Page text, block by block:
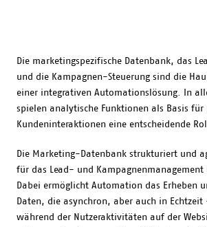
Die marketingspezifische Datenbank, das
und die Kampagnen-Steuerung sind die
einer integrativen Automationslösung. In
spielen analytische Funktionen als Basis für
Kundeninteraktionen eine entscheidende
Die Marketing-Datenbank strukturiert und
für das Lead- und
Dabei ermöglicht Automation das Erheben
Daten, die asynchron, aber auch in Echtzeit
während der Nutzeraktivitäten auf der